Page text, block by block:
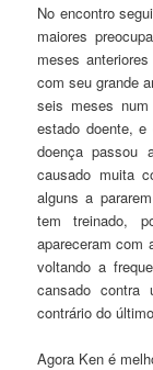
No encontro
maiores
meses
com seu grande
seis meses
estado doente,
doença passou
causado muita
alguns a
tem treinado,
apareceram com
voltando a
cansado
contrário do
Agora Ken é